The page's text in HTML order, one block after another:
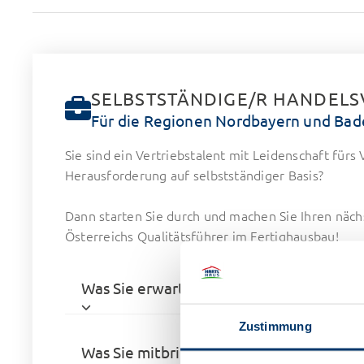
Zustimmung
SELBSTSTÄNDIGE/R
Für die Regionen Nordbayern und
Sie sind ein Vertriebstalent mit Leidenschaft fürs
Herausforderung auf selbstständiger Basis?
Dann starten Sie durch und machen Sie Ihren
Österreichs Qualitätsführer im Fertighausbau!
Was Sie erwartet:
Was Sie mitbringen: